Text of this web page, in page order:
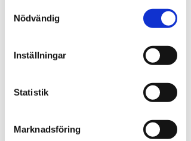
information som du har tillhandahållit
eller som de har samlat in när du har
Nödvändig
Inställningar
Statistik
Marknadsföring